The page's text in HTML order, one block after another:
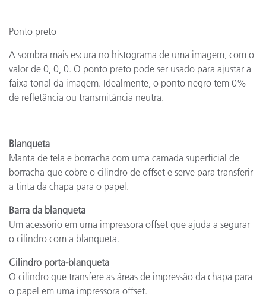
Ponto preto
A sombra mais escura no histograma de uma imagem, com o
valor de 0, 0, 0. O ponto preto pode ser usado para ajustar a
faixa tonal da imagem. Idealmente, o ponto negro tem 0%
de refletância ou transmitância neutra.
Blanqueta
Manta de tela e borracha com uma camada superficial de
borracha que cobre o cilindro de offset e serve para transferir
a tinta da chapa para o papel.
Barra da blanqueta
Um acessório em uma impressora offset que ajuda a segurar
o cilindro com a blanqueta.
Cilindro porta-blanqueta
O cilindro que transfere as áreas de impressão da chapa para
o papel em uma impressora offset.